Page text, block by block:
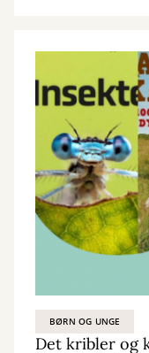
proces med at blive
BØRN OG UNGE